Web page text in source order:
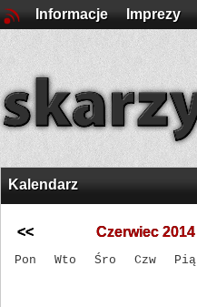
Informacje Imprezy
Kalendarz
<< Czerwiec 2014
Pon Wto Śro Czw Pią